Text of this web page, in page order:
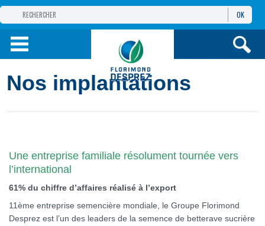
GROUPE
PRODUITS
OK
Nos implantations
Une entreprise familiale résolument tournée vers
l’international
61% du chiffre d’affaires réalisé à l’export
11ème entreprise semencière mondiale, le Groupe Florimond
Desprez est l’un des leaders de la semence de betterave sucrière